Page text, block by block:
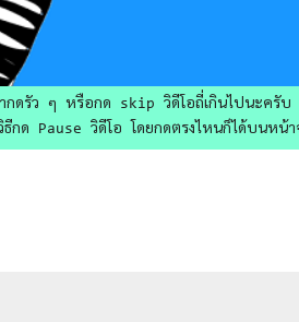
กดรัว ๆ หรือกด skip วิดีโอถี่เกินไปนะครับ
กด Pause วิดีโอ โดยกดตรงไหนก็ได้บนหน้